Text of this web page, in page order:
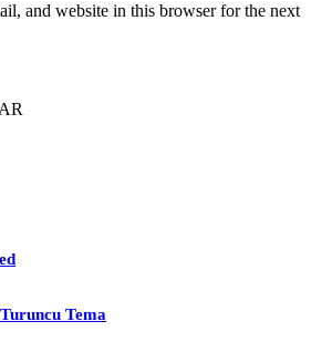
and website in this browser for the next
Tema